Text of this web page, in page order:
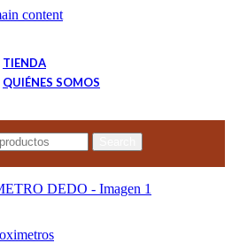
content
TIENDA
QUIÉNES SOMOS